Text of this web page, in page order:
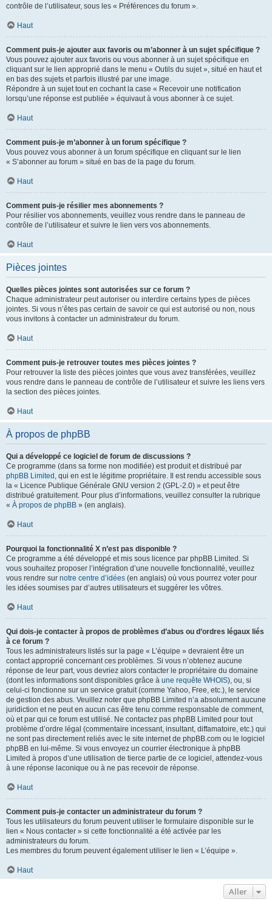
contrôle de l’utilisateur, sous les « Préférences du forum ».
Haut
Comment puis-je ajouter aux favoris ou m’abonner à un sujet spécifique ?
Vous pouvez ajouter aux favoris ou vous abonner à un sujet spécifique en
cliquant sur le lien approprié dans le menu « Outils du sujet », situé en haut et
en bas des sujets et parfois illustré par une image.
Répondre à un sujet tout en cochant la case « Recevoir une notification
lorsqu’une réponse est publiée » équivaut à vous abonner à ce sujet.
Haut
Comment puis-je m’abonner à un forum spécifique ?
Vous pouvez vous abonner à un forum spécifique en cliquant sur le lien
« S’abonner au forum » situé en bas de la page du forum.
Haut
Comment puis-je résilier mes abonnements ?
Pour résilier vos abonnements, veuillez vous rendre dans le panneau de
contrôle de l’utilisateur et suivre le lien vers vos abonnements.
Haut
Pièces jointes
Quelles pièces jointes sont autorisées sur ce forum ?
Chaque administrateur peut autoriser ou interdire certains types de pièces
jointes. Si vous n’êtes pas certain de savoir ce qui est autorisé ou non, nous
vous invitons à contacter un administrateur du forum.
Haut
Comment puis-je retrouver toutes mes pièces jointes ?
Pour retrouver la liste des pièces jointes que vous avez transférées, veuillez
vous rendre dans le panneau de contrôle de l’utilisateur et suivre les liens vers
la section des pièces jointes.
Haut
À propos de phpBB
Qui a développé ce logiciel de forum de discussions ?
Ce programme (dans sa forme non modifiée) est produit et distribué par
phpBB Limited , qui en est le légitime propriétaire. Il est rendu accessible sous
la « Licence Publique Générale GNU version 2 (GPL-2.0) » et peut être
distribué gratuitement. Pour plus d’informations, veuillez consulter la rubrique
« À propos de phpBB » (en anglais).
Haut
Pourquoi la fonctionnalité X n’est pas disponible ?
Ce programme a été développé et mis sous licence par phpBB Limited. Si
vous souhaitez proposer l’intégration d’une nouvelle fonctionnalité, veuillez
vous rendre sur notre centre d’idées (en anglais) où vous pourrez voter pour
les idées soumises par d’autres utilisateurs et suggérer les vôtres.
Haut
Qui dois-je contacter à propos de problèmes d’abus ou d’ordres légaux liés
à ce forum ?
Tous les administrateurs listés sur la page « L’équipe » devraient être un
contact approprié concernant ces problèmes. Si vous n’obtenez aucune
réponse de leur part, vous devriez alors contacter le propriétaire du domaine
(dont les informations sont disponibles grâce à une requête WHOIS), ou, si
celui-ci fonctionne sur un service gratuit (comme Yahoo, Free, etc.), le service
de gestion des abus. Veuillez noter que phpBB Limited n’a absolument aucune
juridiction et ne peut en aucun cas être tenu comme responsable de comment,
où et par qui ce forum est utilisé. Ne contactez pas phpBB Limited pour tout
problème d’ordre légal (commentaire incessant, insultant, diffamatoire, etc.) qui
ne sont pas directement reliés avec le site internet de phpBB.com ou le logiciel
phpBB en lui-même. Si vous envoyez un courrier électronique à phpBB
Limited à propos d’une utilisation de tierce partie de ce logiciel, attendez-vous
à une réponse laconique ou à ne pas recevoir de réponse.
Haut
Comment puis-je contacter un administrateur du forum ?
Tous les utilisateurs du forum peuvent utiliser le formulaire disponible sur le
lien « Nous contacter » si cette fonctionnalité a été activée par les
administrateurs du forum.
Les membres du forum peuvent également utiliser le lien « L’équipe ».
Haut
Aller